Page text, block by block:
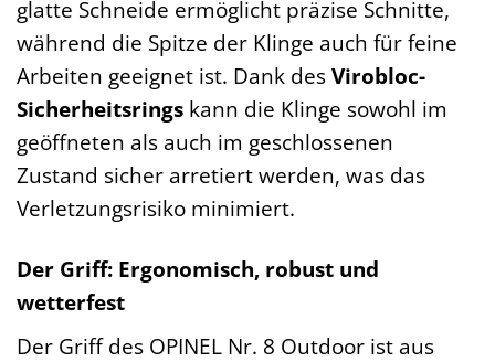
glatte Schneide ermöglicht präzise Schnitte,
während die Spitze der Klinge auch für feine
Arbeiten geeignet ist. Dank desVirobloc-
Sicherheitsrings kann die Klinge sowohl im
geöffneten als auch im geschlossenen
Zustand sicher arretiert werden, was das
Verletzungsrisiko minimiert.
Der Griff: Ergonomisch, robust und
wetterfest
Der Griff des OPINEL Nr. 8 Outdoor ist aus